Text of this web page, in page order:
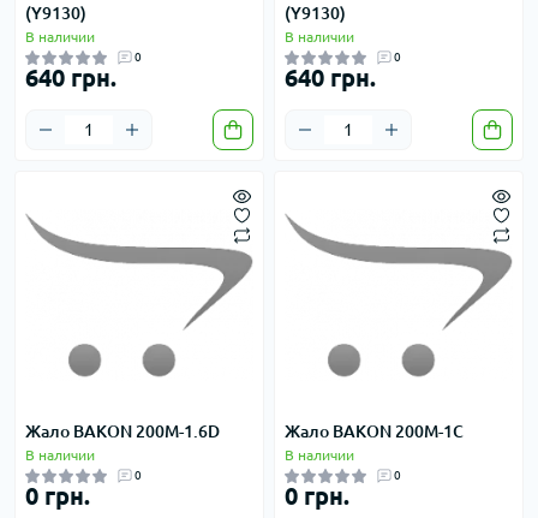
(Y9130)
В наличии
0
640 грн.
(Y9130)
В наличии
0
640 грн.
Жало BAKON 200M-1.6D
В наличии
0
0 грн.
Жало BAKON 200M-1C
В наличии
0
0 грн.